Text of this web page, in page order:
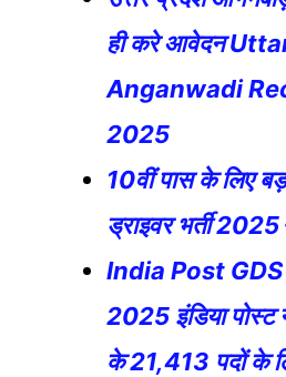
ही करे आवेदन
Anganwadi
2025
10वीं पास के लिए
ड्राइवर भर्ती
India Post
2025 इंडिया पोस्ट
के 21,413 पदों के